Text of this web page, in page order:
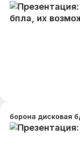
борона дисковая